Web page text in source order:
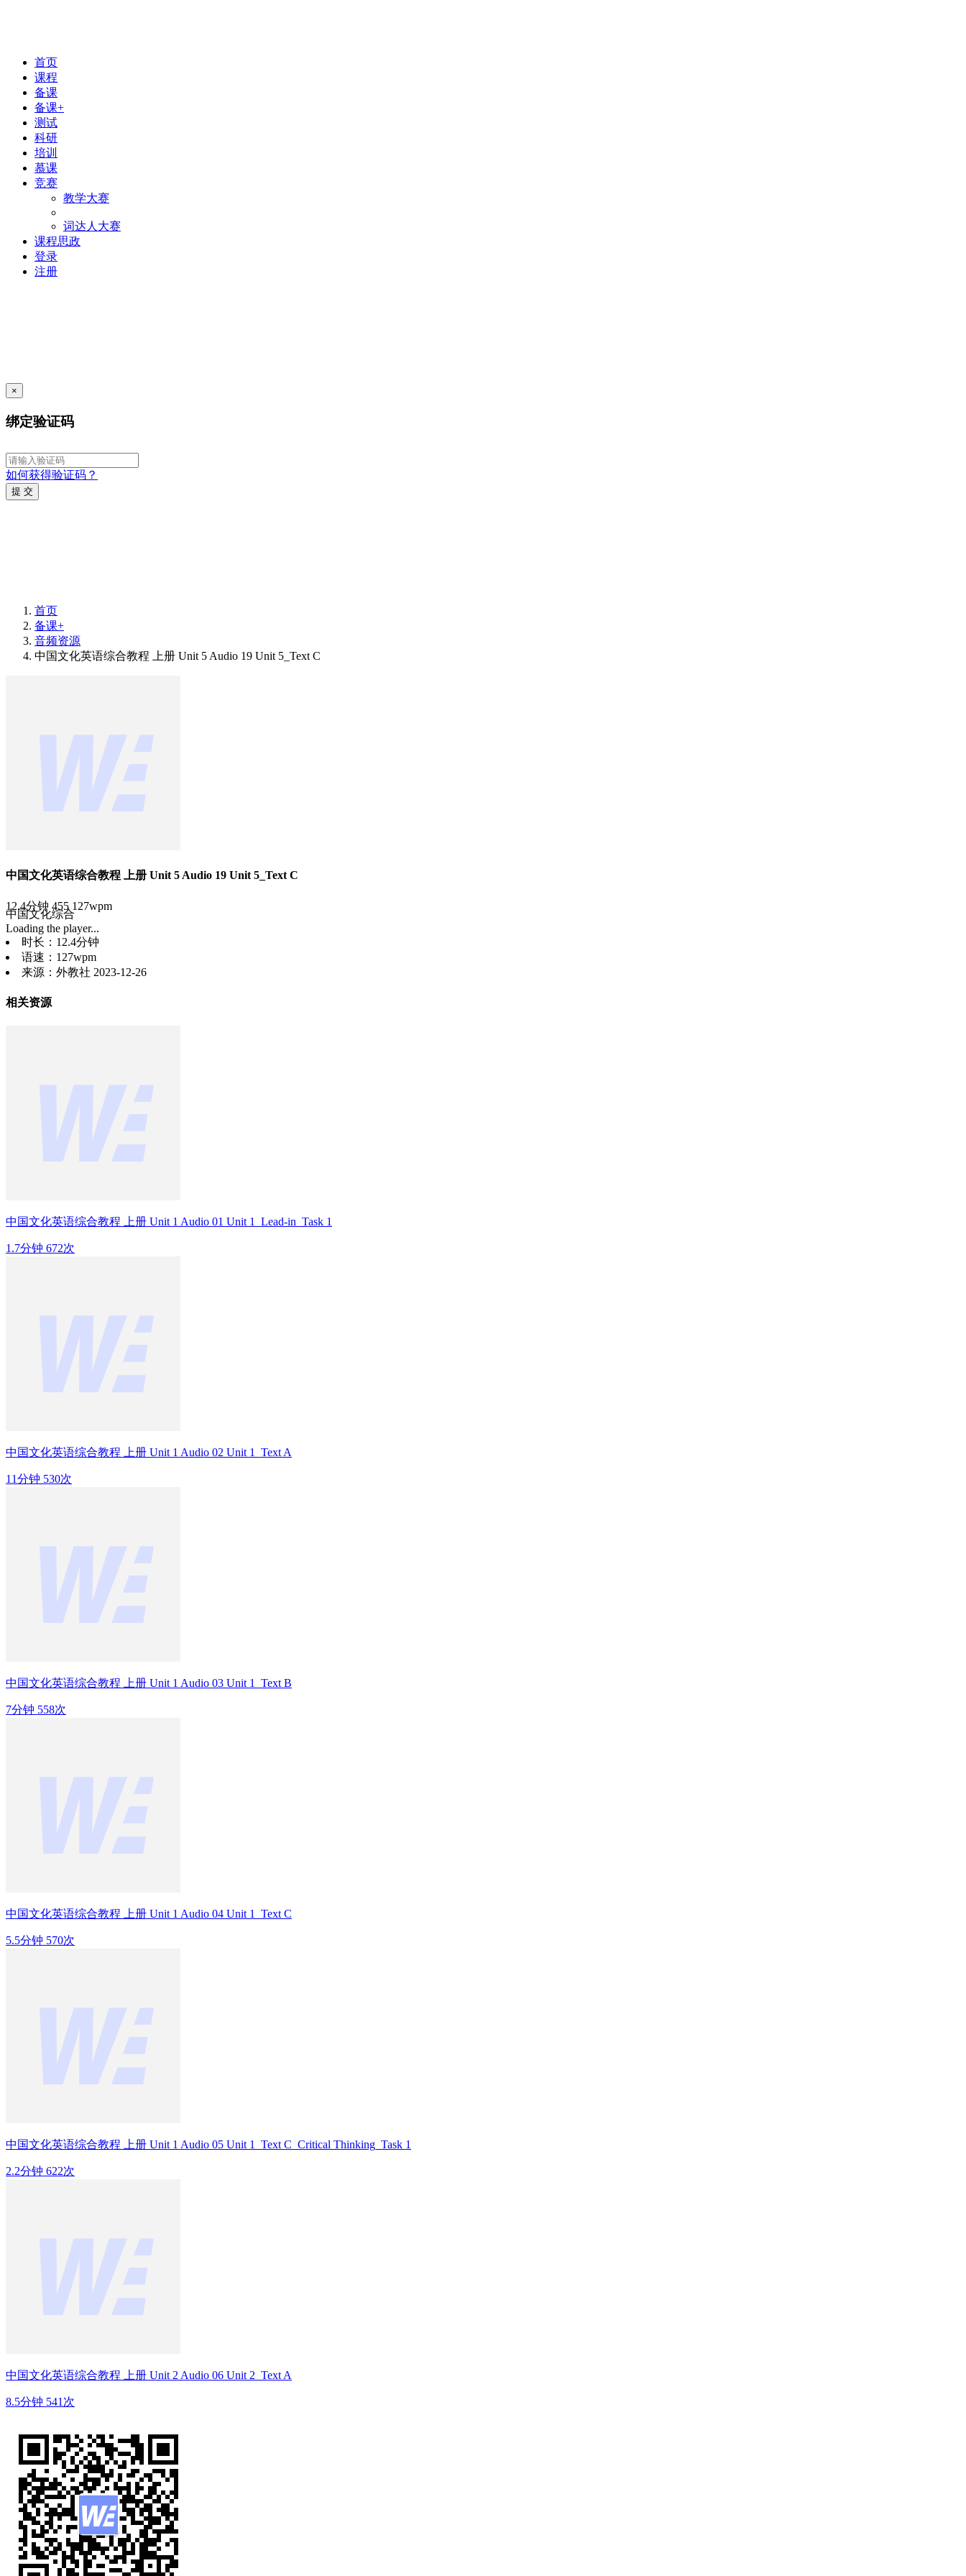
首页
课程
备课
备课+
测试
科研
培训
慕课
竞赛
教学大赛
词达人大赛
课程思政
登录
注册
×
绑定验证码
如何获得验证码？
提 交
首页
备课+
音频资源
中国文化英语综合教程 上册 Unit 5 Audio 19 Unit 5_Text C
中国文化英语综合教程 上册 Unit 5 Audio 19 Unit 5_Text C
12.4分钟 455127wpm
中国文化综合
Loading the player...
时长：12.4分钟
语速：127wpm
来源：外教社 2023-12-26
相关资源
中国文化英语综合教程 上册 Unit 1 Audio 01 Unit 1_Lead-in_Task 1
1.7分钟 672次
中国文化英语综合教程 上册 Unit 1 Audio 02 Unit 1_Text A
11分钟 530次
中国文化英语综合教程 上册 Unit 1 Audio 03 Unit 1_Text B
7分钟 558次
中国文化英语综合教程 上册 Unit 1 Audio 04 Unit 1_Text C
5.5分钟 570次
中国文化英语综合教程 上册 Unit 1 Audio 05 Unit 1_Text C_Critical Thinking_Task 1
2.2分钟 622次
中国文化英语综合教程 上册 Unit 2 Audio 06 Unit 2_Text A
8.5分钟 541次